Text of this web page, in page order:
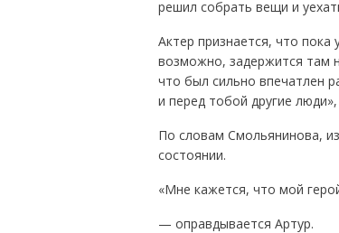
решил собрать вещи и
Актер признается, что
возможно, задержится там
что был сильно впечатлен
и перед тобой другие
По словам Смольянинова,
состоянии.
«Мне кажется, что мой
— оправдывается Артур.